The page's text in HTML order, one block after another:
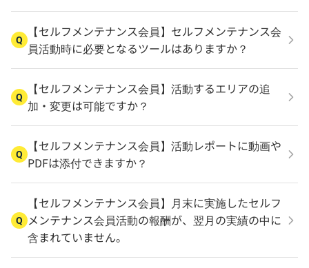
Q
【セルフメンテナンス会員】セルフメンテナンス会
員活動時に必要となるツールはありますか？
Q
【セルフメンテナンス会員】活動するエリアの追
加・変更は可能ですか？
Q
【セルフメンテナンス会員】活動レポートに動画や
PDFは添付できますか？
Q
【セルフメンテナンス会員】月末に実施したセルフ
メンテナンス会員活動の報酬が、翌月の実績の中に
含まれていません。